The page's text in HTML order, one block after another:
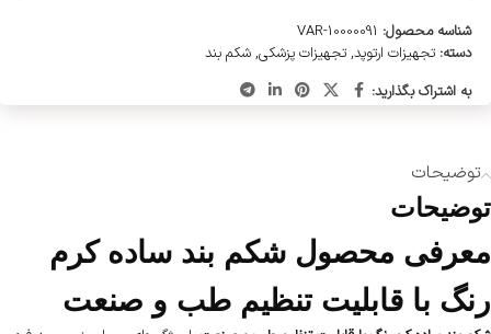
شناسه محصول: VAR-10000091
دسته: تجهیزات ارتوپد, تجهیزات پزشکی, شکم بند
به اشتراک بگذارید:
توضیحات
توضیحات
معرفی محصول شکم‌ بند ساده کرم
رنگ با قابلیت تنظیم طب و صنعت